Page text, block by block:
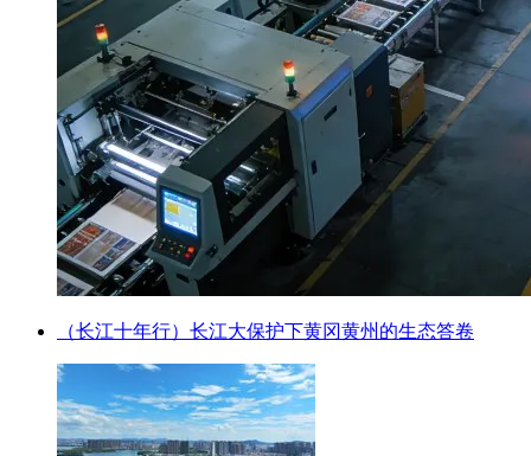
（长江十年行）长江大保护下黄冈黄州的生态答卷